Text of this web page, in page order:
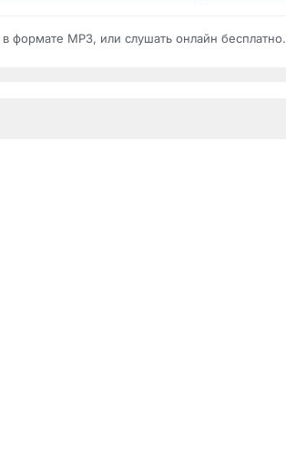
в формате MP3, или слушать онлайн бесплатно.